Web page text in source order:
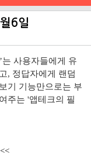
6일
는 사용자들에게 유
, 정답자에게 랜덤
기 기능만으로는 부
주는 '앱테크의 필